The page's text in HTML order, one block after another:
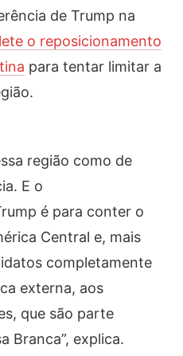
de Trump na
o reposicionamento
para tentar limitar a
região como de
E o
é para conter o
Central e, mais
completamente
externa, aos
que são parte
Branca”, explica.